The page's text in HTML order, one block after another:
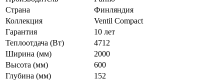
Страна
Финляндия
Коллекция
Ventil Compact
Гарантия
10 лет
Теплоотдача (Вт)
4712
Ширина (мм)
2000
Высота (мм)
600
Глубина (мм)
152